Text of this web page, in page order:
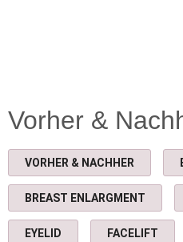
FUE
Magen OP
Vorher &
VORHER & NACHHER
BREAST ENLARGMENT
EYELID FACELIFT